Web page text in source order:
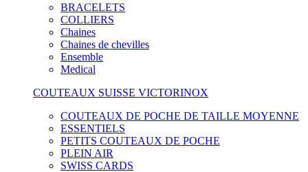
BRACELETS
COLLIERS
Chaines
Chaines de chevilles
Ensemble
Medical
COUTEAUX SUISSE VICTORINOX
COUTEAUX DE POCHE DE TAILLE MOYENNE
ESSENTIELS
PETITS COUTEAUX DE POCHE
PLEIN AIR
SWISS CARDS